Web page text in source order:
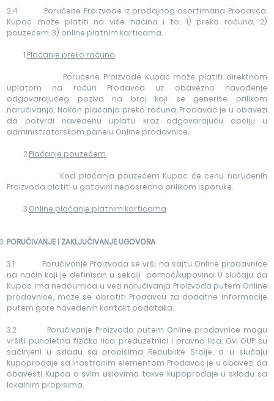
2.4 Poručene Proizvode iz prodajnog asortimana Prodavca,
Kupac može platiti na više načina i to: 1) preko računa, 2)
pouzećem, 3) online platnim karticama.
1.Plaćanje preko računa
Poručene Proizvode Kupac može platiti direktnom
uplatom na račun Prodavca uz obavezno navođenje
odgovarajućeg poziva na broj koji se generiše prilikom
naručivanja. Nakon plaćanja preko računa, Prodavac je u obavezi
da potvrdi navedenu uplatu kroz odgovarajuću opciju u
administratorskom panelu Online prodavnice.
2.Plaćanje pouzećem
Kod plaćanja pouzećem Kupac će cenu naručenih
Proizvoda platiti u gotovini neposredno prilikom isporuke.
3.Online plaćanje platnim karticama
PORUČIVANJE I ZAKLJUČIVANJE UGOVORA
3.1 Poručivanje Proizvoda se vrši na sajtu Online prodavnice
na način koji je definisan u sekciji pomoć/kupovina. U slučaju da
Kupac ima nedoumica u vezi naručivanja Proizvoda putem Online
prodavnice, može se obratiti Prodavcu za dodatne informacije
putem gore navedenih kontakt podataka.
3.2 Poručivanje Proizvoda putem Online prodavnice mogu
vršiti punoletna fizička lica, preduzetnici i pravna lica. Ovi OUP su
sačinjeni u skladu sa propisima Republike Srbije, a u slučaju
kupoprodaje sa inostranim elementom Prodavac je u obavezi da
obavesti Kupca o svim uslovima takve kupoprodaje u skladu sa
lokalnim propisima.